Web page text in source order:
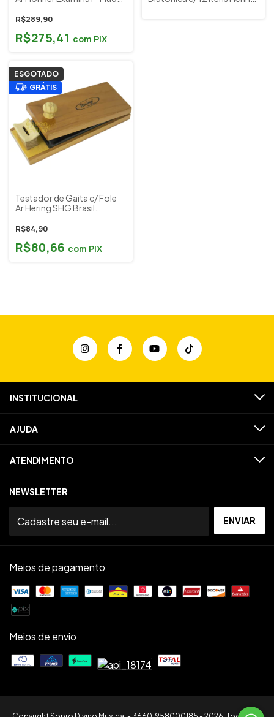
Cod.622
R$289,90
R$275,41 com PIX
ESGOTADO
GRÁTIS
Testador de Gaita c/ Fole
Ar Hering SHG Brasil
R$84,90
R$80,66 com PIX
INSTITUCIONAL
AJUDA
ATENDIMENTO
NEWSLETTER
Meios de pagamento
Meios de envio